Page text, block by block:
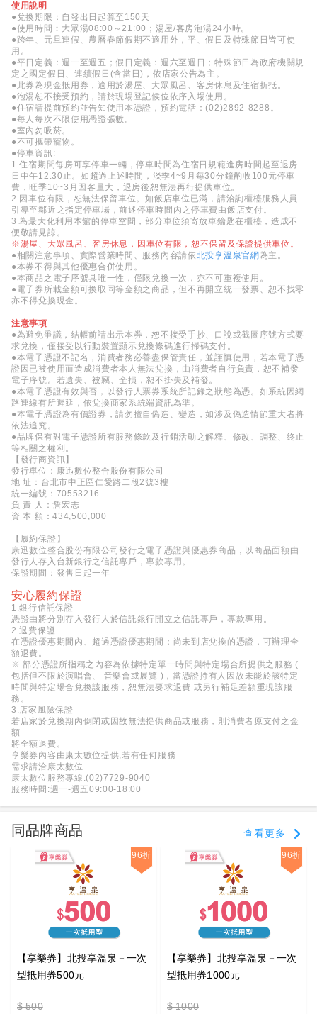
使用說明
●兌換期限：自發出日起算至150天
●使用時間︰大眾湯08:00～21:00；湯屋/客房泡湯24小時。
●跨年、元旦連假、農曆春節假期不適用外，平、假日及特殊節日皆可使
用。
●平日定義：週一至週五；假日定義：週六至週日；特殊節日為政府機關規
定之國定假日、連續假日(含當日)，依店家公告為主。
●此券為現金抵用券，適用於湯屋、大眾風呂、客房休息及住宿折抵。
●泡湯恕不接受預約，請於現場登記候位依序入場使用。
●住宿請提前預約並告知使用本憑證，預約電話：(02)2892-8288。
●每人每次不限使用憑證張數。
●室內勿吸菸。
●不可攜帶寵物。
●停車資訊:
1.住宿期間每房可享停車一輛，停車時間為住宿日規範進房時間起至退房
日中午12:30止。如超過上述時間，淡季4~9月每30分鐘酌收100元停車
費，旺季10~3月因客量大，退房後恕無法再行提供車位。
2.因車位有限，恕無法保留車位。如飯店車位已滿，請洽詢櫃檯服務人員
引導至鄰近之指定停車場，前述停車時間內之停車費由飯店支付。
3.為最大化利用本館的停車空間，部分車位須寄放車鑰匙在櫃檯，造成不
便敬請見諒。
※湯屋、大眾風呂、客房休息，因車位有限，恕不保留及保證提供車位。
●相關注意事項、實際營業時間、服務內容請依北投享溫泉官網為主。
●本券不得與其他優惠合併使用。
●本商品之電子序號具唯一性，僅限兌換一次，亦不可重複使用。
●電子券所載金額可換取同等金額之商品，但不再開立統一發票、恕不找零
亦不得兌換現金。
注意事項
●為避免爭議，結帳前請出示本券，恕不接受手抄、口說或截圖序號方式要
求兌換，僅接受以行動裝置顯示兌換條碼進行掃碼支付。
●本電子憑證不記名，消費者務必善盡保管責任，並謹慎使用，若本電子憑
證因已被使用而造成消費者本人無法兌換，由消費者自行負責，恕不補發
電子序號。若遺失、被竊、全損，恕不掛失及補發。
●本電子憑證有效與否，以發行人票券系統所記錄之狀態為憑。如系統因網
路連線有所遲延，依兌換商家系統端資訊為準。
●本電子憑證為有價證券，請勿擅自偽造、變造，如涉及偽造情節重大者將
依法追究。
●品牌保有對電子憑證所有服務條款及行銷活動之解釋、修改、調整、終止
等相關之權利。
【發行商資訊】
發行單位：康迅數位整合股份有限公司
地 址：台北市中正區仁愛路二段2號3樓
統一編號：70553216
負 責 人：詹宏志
資 本 額：434,500,000
【履約保證】
康迅數位整合股份有限公司發行之電子憑證與優惠券商品，以商品面額由
發行人存入台新銀行之信託專戶，專款專用。
保證期間：發售日起一年
安心履約保證
1.銀行信託保證
憑證由將分別存入發行人於信託銀行開立之信託專戶，專款專用。
2.退費保證
在憑證優惠期間內、超過憑證優惠期間：尚未到店兌換的憑證，可辦理全
額退費。
※ 部分憑證所指稱之內容為依據特定單一時間與特定場合所提供之服務 (
包括但不限於演唱會、 音樂會或展覽 )，當憑證持有人因故未能於該特定
時間與特定場合兌換該服務，恕無法要求退費 或另行補足差額重現該服
務。
3.店家風險保證
若店家於兌換期內倒閉或因故無法提供商品或服務，則消費者原支付之金
額
將全額退費。
享樂券內容由康太數位提供,若有任何服務
需求請洽康太數位
康太數位服務專線:(02)7729-9040
服務時間:週一-週五09:00-18:00
同品牌商品 查看更多
96折
【享樂券】北投享溫泉－一次
型抵用券500元
$ 500
96折
【享樂券】北投享溫泉－一次
型抵用券1000元
$ 1000